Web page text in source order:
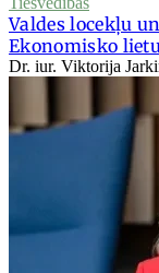
Valdes locekļu
Ekonomisko
Dr. iur. Viktorija